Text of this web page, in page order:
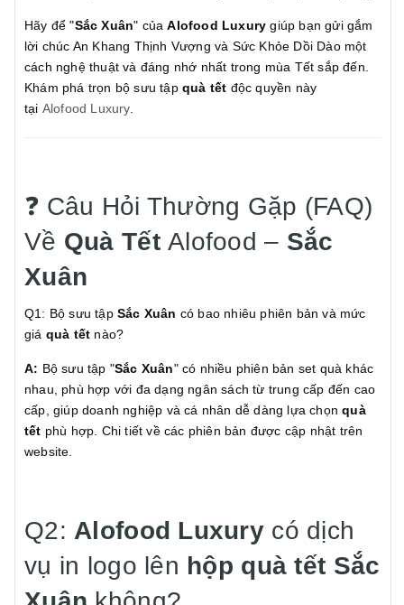
Hãy để "Sắc Xuân" củaAlofood Luxury giúp bạn gửi gắm
lời chúc An Khang Thịnh Vượng và Sức Khỏe Dồi Dào một
cách nghệ thuật và đáng nhớ nhất trong mùa Tết sắp đến.
Khám phá trọn bộ sưu tập quà tết độc quyền này
tại Alofood Luxury.
❓ Câu Hỏi Thường Gặp (FAQ)
Về Quà TếtAlofood – Sắc
Xuân
Q1: Bộ sưu tập Sắc Xuân có bao nhiêu phiên bản và mức
giá quà tết nào?
A: Bộ sưu tập "Sắc Xuân" có nhiều phiên bản set quà khác
nhau, phù hợp với đa dạng ngân sách từ trung cấp đến cao
cấp, giúp doanh nghiệp và cá nhân dễ dàng lựa chọnquà
tết phù hợp. Chi tiết về các phiên bản được cập nhật trên
website.
Q2: Alofood Luxury có dịch
vụ in logo lên hộp quà tết Sắc